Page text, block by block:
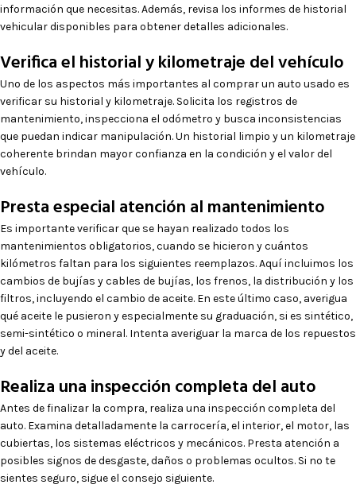
información que necesitas. Además, revisa los informes de historial
vehicular disponibles para obtener detalles adicionales.
Verifica el historial y kilometraje del vehículo
Uno de los aspectos más importantes al comprar un auto usado es
verificar su historial y kilometraje. Solicita los registros de
mantenimiento, inspecciona el odómetro y busca inconsistencias
que puedan indicar manipulación. Un historial limpio y un kilometraje
coherente brindan mayor confianza en la condición y el valor del
vehículo.
Presta especial atención al mantenimiento
Es importante verificar que se hayan realizado todos los
mantenimientos obligatorios, cuando se hicieron y cuántos
kilómetros faltan para los siguientes reemplazos. Aquí incluimos los
cambios de bujías y cables de bujías, los frenos, la distribución y los
filtros, incluyendo el cambio de aceite. En este último caso, averigua
qué aceite le pusieron y especialmente su graduación, si es sintético,
semi-sintético o mineral. Intenta averiguar la marca de los repuestos
y del aceite.
Realiza una inspección completa del auto
Antes de finalizar la compra, realiza una inspección completa del
auto. Examina detalladamente la carrocería, el interior, el motor, las
cubiertas, los sistemas eléctricos y mecánicos. Presta atención a
posibles signos de desgaste, daños o problemas ocultos. Si no te
sientes seguro, sigue el consejo siguiente.